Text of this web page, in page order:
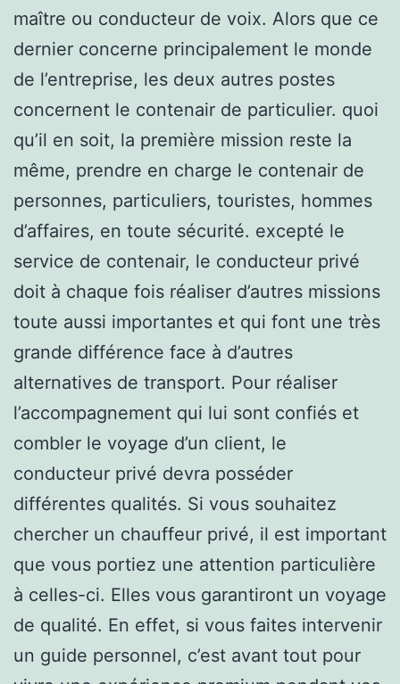
maître ou conducteur de voix. Alors que ce
dernier concerne principalement le monde
de l’entreprise, les deux autres postes
concernent le contenair de particulier. quoi
qu’il en soit, la première mission reste la
même, prendre en charge le contenair de
personnes, particuliers, touristes, hommes
d’affaires, en toute sécurité. excepté le
service de contenair, le conducteur privé
doit à chaque fois réaliser d’autres missions
toute aussi importantes et qui font une très
grande différence face à d’autres
alternatives de transport. Pour réaliser
l’accompagnement qui lui sont confiés et
combler le voyage d’un client, le
conducteur privé devra posséder
différentes qualités. Si vous souhaitez
chercher un chauffeur privé, il est important
que vous portiez une attention particulière
à celles-ci. Elles vous garantiront un voyage
de qualité. En effet, si vous faites intervenir
un guide personnel, c’est avant tout pour